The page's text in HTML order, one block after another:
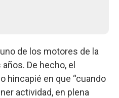
de los motores de la
De hecho, el
hincapié en que “cuando
actividad, en plena